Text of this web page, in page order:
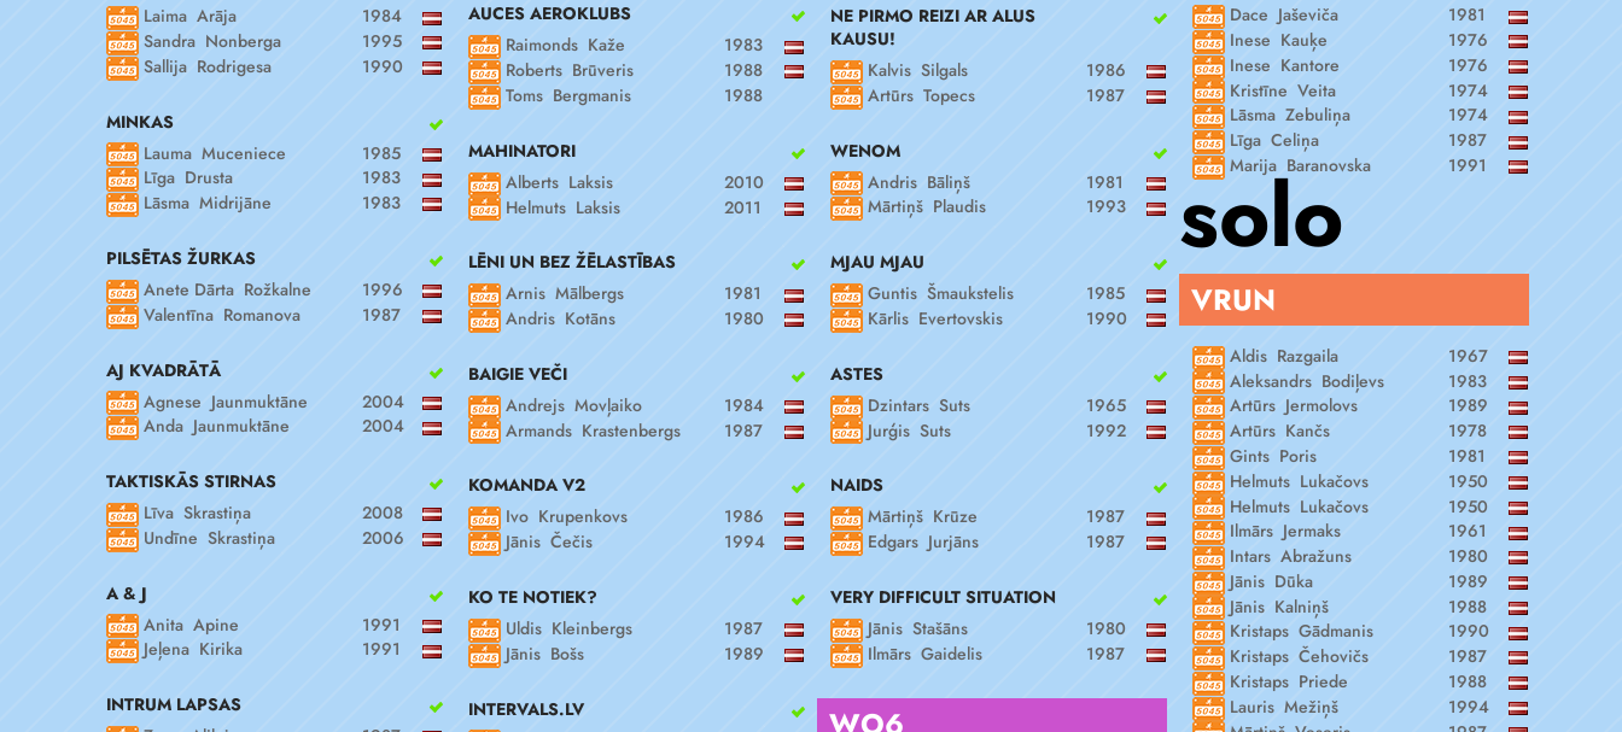
Laima Arāja
1984
Sandra Nonberga
1995
Sallija Rodrigesa
1990
MINKAS
Lauma Muceniece
1985
Līga Drusta
1983
Lāsma Midrijāne
1983
PILSĒTAS ŽURKAS
Anete Dārta Rožkalne
1996
Valentīna Romanova
1987
AJ KVADRĀTĀ
Agnese Jaunmuktāne
2004
Anda Jaunmuktāne
2004
TAKTISKĀS STIRNAS
Līva Skrastiņa
2008
Undīne Skrastiņa
2006
A & J
Anita Apine
1991
Jeļena Kirika
1991
INTRUM LAPSAS
AUCES AEROKLUBS
Raimonds Kaže
1983
Roberts Brūveris
1988
Toms Bergmanis
1988
MAHINATORI
Alberts Laksis
2010
Helmuts Laksis
2011
LĒNI UN BEZ ŽĒLASTĪBAS
Arnis Mālbergs
1981
Andris Kotāns
1980
BAIGIE VEČI
Andrejs Movļaiko
1984
Armands Krastenbergs
1987
KOMANDA V2
Ivo Krupenkovs
1986
Jānis Čečis
1994
KO TE NOTIEK?
Uldis Kleinbergs
1987
Jānis Bošs
1989
INTERVALS.LV
NE PIRMO REIZI AR ALUS
KAUSU!
Kalvis Silgals
1986
Artūrs Topecs
1987
WENOM
Andris Bāliņš
1981
Mārtiņš Plaudis
1993
MJAU MJAU
Guntis Šmaukstelis
1985
Kārlis Evertovskis
1990
ASTES
Dzintars Suts
1965
Jurģis Suts
1992
NAIDS
Mārtiņš Krūze
1987
Edgars Jurjāns
1987
VERY DIFFICULT SITUATION
Jānis Stašāns
1980
Ilmārs Gaidelis
1987
WO6
Dace Jaševiča
1981
Inese Kauķe
1976
Inese Kantore
1976
Kristīne Veita
1974
Lāsma Zebuliņa
1974
Līga Celiņa
1987
Marija Baranovska
1991
solo
VRUN
Aldis Razgaila
1967
Aleksandrs Bodiļevs
1983
Artūrs Jermolovs
1989
Artūrs Kančs
1978
Gints Poris
1981
Helmuts Lukačovs
1950
Helmuts Lukačovs
1950
Ilmārs Jermaks
1961
Intars Abražuns
1980
Jānis Dūka
1989
Jānis Kalniņš
1988
Kristaps Gādmanis
1990
Kristaps Čehovičs
1987
Kristaps Priede
1988
Lauris Mežiņš
1994